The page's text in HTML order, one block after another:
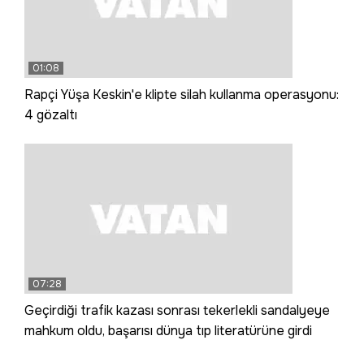
01:08
Rapçi Yüşa Keskin'e klipte silah kullanma operasyonu:
4 gözaltı
07:28
Geçirdiği trafik kazası sonrası tekerlekli sandalyeye
mahkum oldu, başarısı dünya tıp literatürüne girdi